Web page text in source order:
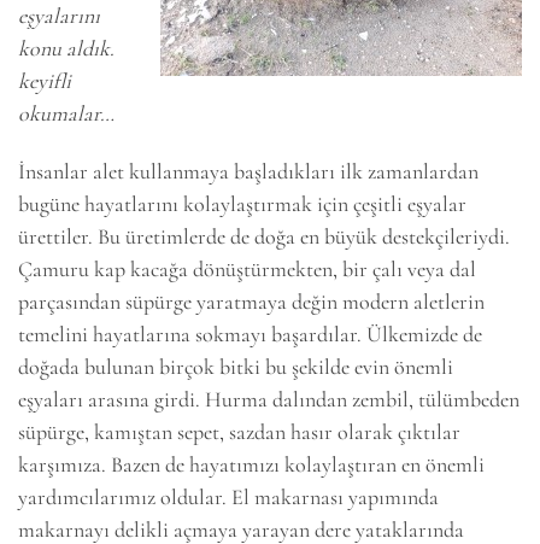
eşyalarını
konu aldık.
keyifli
okumalar…
İnsanlar alet kullanmaya başladıkları ilk zamanlardan
bugüne hayatlarını kolaylaştırmak için çeşitli eşyalar
ürettiler. Bu üretimlerde de doğa en büyük destekçileriydi.
Çamuru kap kacağa dönüştürmekten, bir çalı veya dal
parçasından süpürge yaratmaya değin modern aletlerin
temelini hayatlarına sokmayı başardılar. Ülkemizde de
doğada bulunan birçok bitki bu şekilde evin önemli
eşyaları arasına girdi. Hurma dalından zembil, tülümbeden
süpürge, kamıştan sepet, sazdan hasır olarak çıktılar
karşımıza. Bazen de hayatımızı kolaylaştıran en önemli
yardımcılarımız oldular. El makarnası yapımında
makarnayı delikli açmaya yarayan dere yataklarında